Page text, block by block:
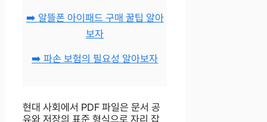
➡️ 알뜰폰 아이패드 구매 꿀팁 알아
보자
➡️ 파손 보험의 필요성 알아보자
현대 사회에서 PDF 파일은 문서 공
유와 저장의 표준 형식으로 자리 잡